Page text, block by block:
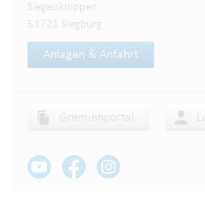
Siegelsknippen
53721 Siegburg
Anlagen & Anfahrt
Gremienportal